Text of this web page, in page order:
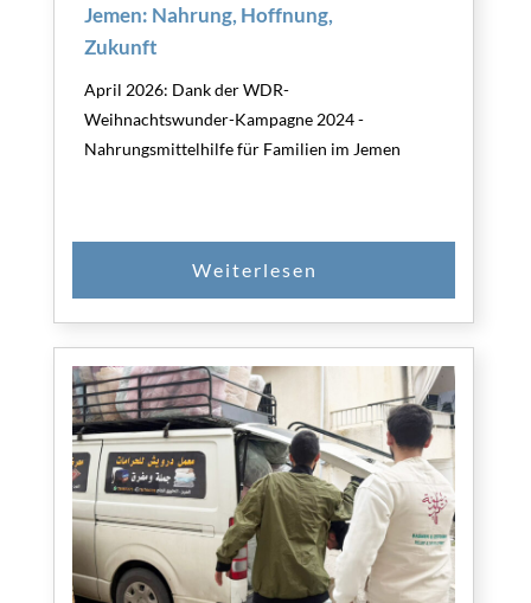
Jemen: Nahrung, Hoffnung,
Zukunft
April 2026: Dank der WDR-
Weihnachtswunder-Kampagne 2024 -
Nahrungsmittelhilfe für Familien im Jemen